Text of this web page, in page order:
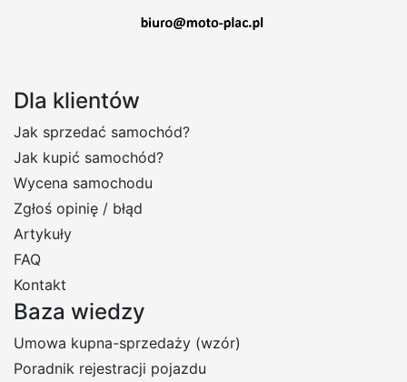
Dla klientów
Jak sprzedać samochód?
Jak kupić samochód?
Wycena samochodu
Zgłoś opinię / błąd
Artykuły
FAQ
Kontakt
Baza wiedzy
Umowa kupna-sprzedaży (wzór)
Poradnik rejestracji pojazdu